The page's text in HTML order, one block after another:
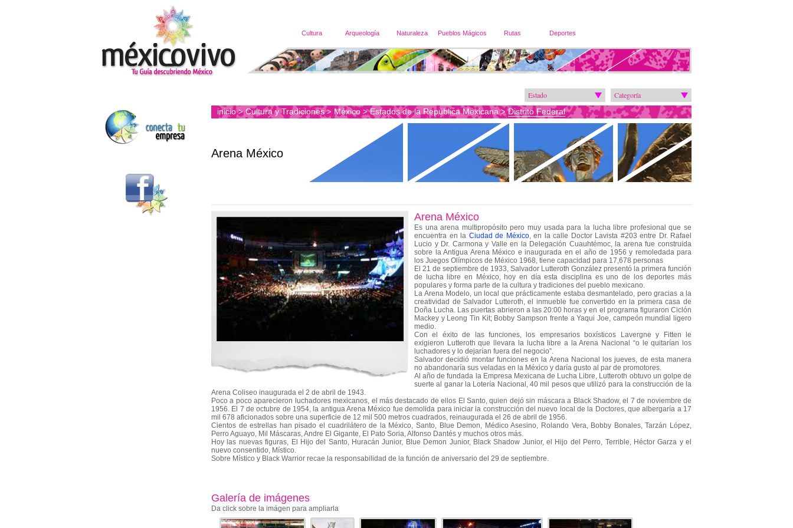
Cultura Arqueología Naturaleza Pueblos Mágicos Rutas Deportes
Estado
Categoría
inicio>Cultura y Tradiciones> México >Estados de la República Mexicana>Distrito Federal
Arena México
Arena México
Es una arena multipropósito pero muy usada para la lucha libre profesional que se
encuentra en la Ciudad de México, en la calle Doctor Lavista #203 entre Dr. Rafael
Lucio y Dr. Carmona y Valle en la Delegación Cuauhtémoc, la arena fue construida
sobre la Antigua Arena México e inaugurada en el año de 1956 y remoledada para
los Juegos Olímpicos de México 1968, tiene capacidad para 17,678 personas
El 21 de septiembre de 1933, Salvador Lutteroth González presentó la primera función
de lucha libre en México, hoy en día esta disciplina es uno de los deportes más
populares y forma parte de la cultura y tradiciones del pueblo mexicano.
La Arena Modelo, un local que prácticamente estaba desmantelado, pero gracias a la
creatividad de Salvador Lutteroth, el inmueble fue convertido en la primera casa de
Doña Lucha. Las puertas abrieron a las 20:00 horas y en el programa figuraron Ciclón
Mackey y Leong Tin Kit; Bobby Sampson frente a Yaqui Joe, campeón mundial ligero
medio.
Con el éxito de las funciones, los empresarios boxísticos Lavergne y Fitten le
exigieron Lutteroth que llevara la lucha libre a la Arena Nacional “o le quitarían los
luchadores y lo dejarían fuera del negocio”.
Salvador decidió montar funciones en la Arena Nacional los jueves, de esta manera
no abandonaría sus veladas en la México y daría gusto al par de promotores.
Al año de fundada la Empresa Mexicana de Lucha Libre, Lutteroth obtuvo un golpe de
suerte al ganar la Lotería Nacional, 40 mil pesos que utilizó para la construcción de la
Arena Coliseo inaugurada el 2 de abril de 1943.
Poco a poco aparecieron luchadores mexicanos, el más destacado de ellos El Santo, quien dejó sin máscara a Black Shadow, el 7 de noviembre de
1956. El 7 de octubre de 1954, la antigua Arena México fue demolida para iniciar la construcción del nuevo local de la Doctores, que albergaría a 17
mil 678 aficionados sobre una superficie de 12 mil 500 metros cuadrados, reinaugurada el 26 de abril de 1956.
Cientos de estrellas han pisado el cuadrilátero de la México, Santo, Blue Demon, Médico Asesino, Rolando Vera, Bobby Bonales, Tarzán López,
Perro Aguayo, Mil Máscaras, Andre El Gigante, El Pato Soria, Alfonso Dantés y muchos otros más.
Hoy las nuevas figuras, El Hijo del Santo, Huracán Junior, Blue Demon Junior, Black Shadow Junior, el Hijo del Perro, Terrible, Héctor Garza y el
nuevo consentido, Místico.
Sobre Místico y Black Warrior recae la responsabilidad de la función de aniversario del 29 de septiembre.
Galería de imágenes
Da click sobre la imágen para ampliarla